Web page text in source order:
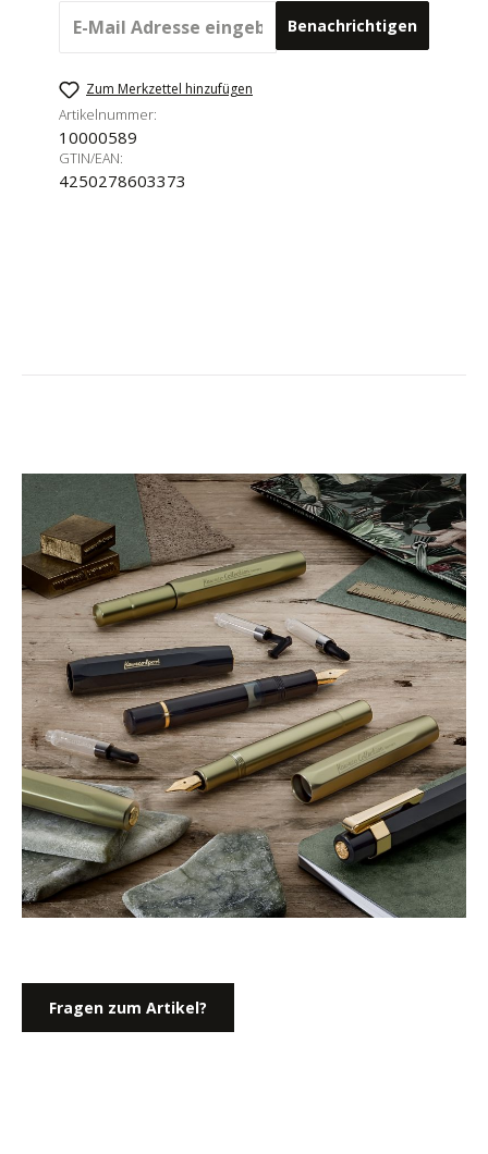
Benachrichtigen
Zum Merkzettel hinzufügen
Artikelnummer:
10000589
GTIN/EAN:
4250278603373
Fragen zum Artikel?